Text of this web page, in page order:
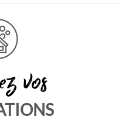
vos